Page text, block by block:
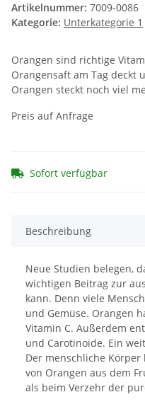
Artikelnummer: 7009-0086
Kategorie: Unterkategorie 1
Orangen sind richtige
Orangensaft am Tag deckt
Orangen steckt noch viel
Preis auf Anfrage
Sofort verfügbar
Beschreibung
Neue Studien belegen,
wichtigen Beitrag zur
kann. Denn viele
und Gemüse. Orangen
Vitamin C. Außerdem
und Carotinoide. Ein
Der menschliche
von Orangen aus dem
als beim Verzehr der